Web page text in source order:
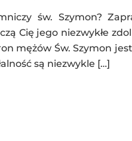
św. Szymon?
Cię jego niezwykłe
mężów Św. Szymon
są niezwykle […]